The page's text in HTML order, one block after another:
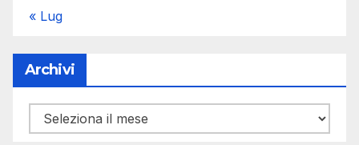
« Lug
Archivi
Archivi